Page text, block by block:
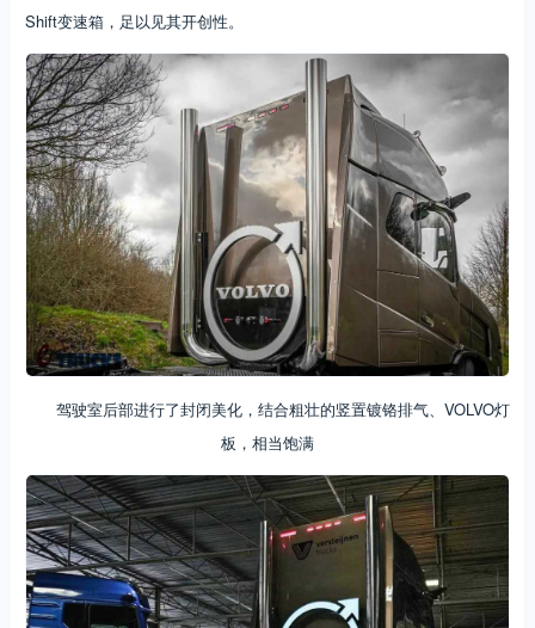
Shift变速箱，足以见其开创性。
驾驶室后部进行了封闭美化，结合粗壮的竖置镀铬排气、VOLVO灯
板，相当饱满